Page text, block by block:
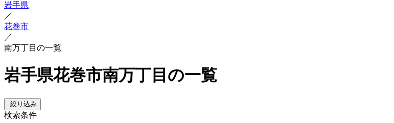
岩手県
／
花巻市
／
南万丁目の一覧
岩手県花巻市南万丁目の一覧
絞り込み
検索条件